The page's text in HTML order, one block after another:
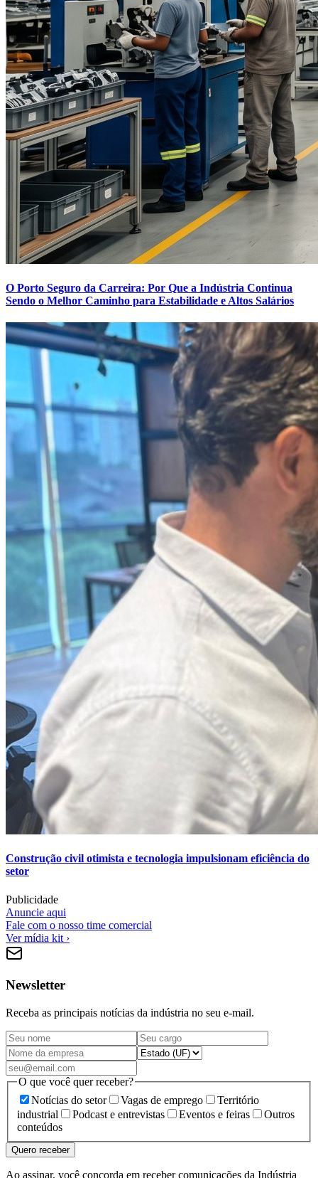
O Porto Seguro da Carreira: Por Que a Indústria Continua
Sendo o Melhor Caminho para Estabilidade e Altos Salários
Construção civil otimista e tecnologia impulsionam eficiência do
setor
Publicidade
Anuncie aqui
Fale com o nosso time comercial
Ver mídia kit ›
Newsletter
Receba as principais notícias da indústria no seu e-mail.
O que você quer receber?
Notícias do setor
Vagas de emprego
Território
industrial
Podcast e entrevistas Eventos e feiras
Outros
conteúdos
Quero receber
Ao assinar, você concorda em receber comunicações da Indústria